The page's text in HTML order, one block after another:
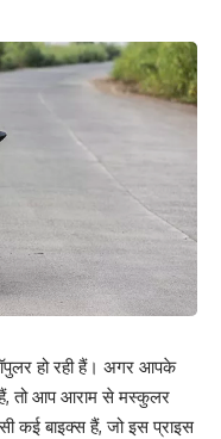
हो रही हैं। अगर आपके
तो आप आराम से मस्कुलर
कई बाइक्स हैं, जो इस प्राइस